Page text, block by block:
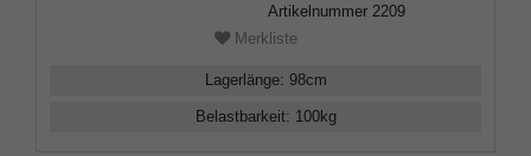
Artikelnummer 2209
Merkliste
Lagerlänge: 98cm
Belastbarkeit: 100kg